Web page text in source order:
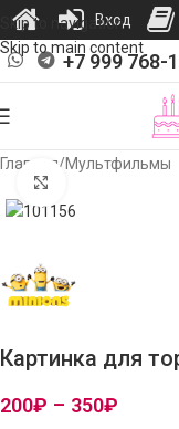
Skip to navigation
Skip to main content
+7 999 768-
Главная/Мультфильмы
Картинка для
200₽ – 350₽
Вход